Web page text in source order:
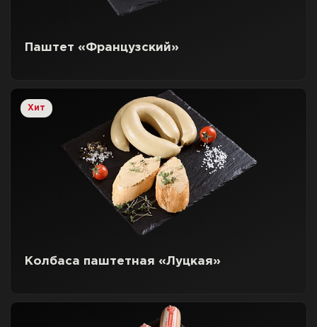
Паштет «Французский»
Хит
Колбаса паштетная «Луцкая»